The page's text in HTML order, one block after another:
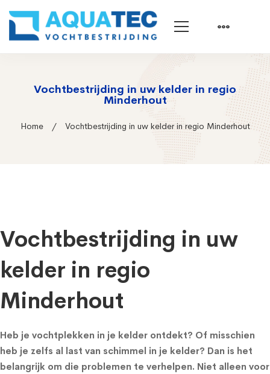
Vochtbestrijding in uw kelder in regio
Minderhout
Home Vochtbestrijding in uw kelder in regio Minderhout
Vochtbestrijding in uw
kelder in regio
Minderhout
Heb je vochtplekken in je kelder ontdekt? Of misschien
heb je zelfs al last van schimmel in je kelder? Dan is het
belangrijk om die problemen te verhelpen. Niet alleen voor